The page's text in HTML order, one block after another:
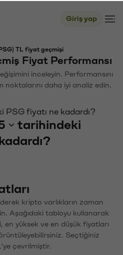
Giriş yap
TL fiyat geçmişi
Fiyat Performansı
inceleyin. Performansını
daha iyi analiz edin.
PSG fiyatı ne kadardı?
tarihindeki
kripto varlıkların zaman
Aşağıdaki tabloyu kullanarak
en yüksek ve en düşük fiyatları
Seçtiğiniz
çevrilmiştir.